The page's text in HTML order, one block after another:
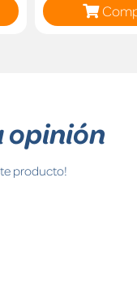
opinión
producto!